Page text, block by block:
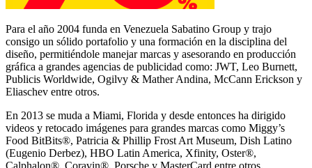
Para el año 2004 funda en Venezuela Sabatino Group y trajo
consigo un sólido portafolio y una formación en la disciplina del
diseño, permitiéndole manejar marcas y asesorando en producción
gráfica a grandes agencias de publicidad como: JWT, Leo Burnett,
Publicis Worldwide, Ogilvy & Mather Andina, McCann Erickson y
Eliaschev entre otros.
En 2013 se muda a Miami, Florida y desde entonces ha dirigido
videos y retocado imágenes para grandes marcas como Miggy’s
Food BitBits®, Patricia & Phillip Frost Art Museum, Dish Latino
(Eugenio Derbez), HBO Latin America, Xfinity, Oster®,
Calphalon®, Coravin®, Porsche y MasterCard entre otros.